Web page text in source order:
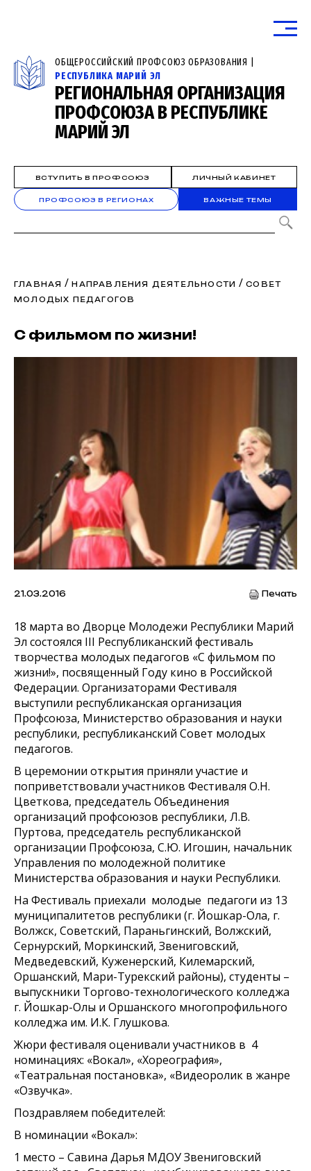
ОБЩЕРОССИЙСКИЙ ПРОФСОЮЗ ОБРАЗОВАНИЯ |
РЕСПУБЛИКА МАРИЙ ЭЛ
РЕГИОНАЛЬНАЯ ОРГАНИЗАЦИЯ
ПРОФСОЮЗА В РЕСПУБЛИКЕ
МАРИЙ ЭЛ
ВСТУПИТЬ В ПРОФСОЮЗ ЛИЧНЫЙ КАБИНЕТ
ПРОФСОЮЗ В РЕГИОНАХ ВАЖНЫЕ ТЕМЫ
ГЛАВНАЯ /НАПРАВЛЕНИЯ ДЕЯТЕЛЬНОСТИ /СОВЕТ
МОЛОДЫХ ПЕДАГОГОВ
С фильмом по жизни!
21.03.2016 Печать
18 марта во Дворце Молодежи Республики Марий
Эл состоялся III Республиканский фестиваль
творчества молодых педагогов «С фильмом по
жизни!», посвященный Году кино в Российской
Федерации. Организаторами Фестиваля
выступили республиканская организация
Профсоюза, Министерство образования и науки
республики, республиканский Совет молодых
педагогов.
В церемонии открытия приняли участие и
поприветствовали участников Фестиваля О.Н.
Цветкова, председатель Объединения
организаций профсоюзов республики, Л.В.
Пуртова, председатель республиканской
организации Профсоюза, С.Ю. Игошин, начальник
Управления по молодежной политике
Министерства образования и науки Республики.
На Фестиваль приехали молодые педагоги из 13
муниципалитетов республики (г. Йошкар-Ола, г.
Волжск, Советский, Параньгинский, Волжский,
Сернурский, Моркинский, Звениговский,
Медведевский, Куженерский, Килемарский,
Оршанский, Мари-Турекский районы), студенты –
выпускники Торгово-технологического колледжа
г. Йошкар-Олы и Оршанского многопрофильного
колледжа им. И.К. Глушкова.
Жюри фестиваля оценивали участников в 4
номинациях: «Вокал», «Хореография»,
«Театральная постановка», «Видеоролик в жанре
«Озвучка».
Поздравляем победителей:
В номинации «Вокал»:
1 место – Савина Дарья МДОУ Звениговский